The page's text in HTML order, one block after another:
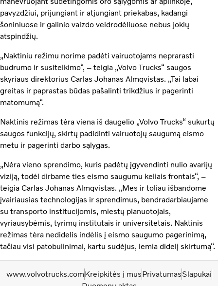
pavyzdžiui, prijungiant ir atjungiant priekabas, kadangi
šoniniuose ir galinio vaizdo veidrodėliuose nebus jokių
atspindžių.
„Naktiniu režimu norime padėti vairuotojams neprarasti
budrumo ir susitelkimo“, – teigia „Volvo Trucks“ saugos
skyriaus direktorius Carlas Johanas Almqvistas. „Tai labai
greitas ir paprastas būdas pašalinti trikdžius ir pagerinti
matomumą“.
Naktinis režimas tėra viena iš daugelio „Volvo Trucks“ sukurtų
saugos funkcijų, skirtų padidinti vairuotojų saugumą eismo
metu ir pagerinti darbo sąlygas.
„Nėra vieno sprendimo, kuris padėtų įgyvendinti nulio avarijų
viziją, todėl dirbame ties eismo saugumu keliais frontais“, –
teigia Carlas Johanas Almqvistas. „Mes ir toliau išbandome
įvairiausias technologijas ir sprendimus, bendradarbiaujame
su transporto institucijomis, miestų planuotojais,
vyriausybėmis, tyrimų institutais ir universitetais. Naktinis
režimas tėra nedidelis indėlis į eismo saugumo pagerinimą,
tačiau visi patobulinimai, kartu sudėjus, lemia didelį skirtumą“.
www.volvotrucks.comKreipkitės į musPrivatumasSlapukai